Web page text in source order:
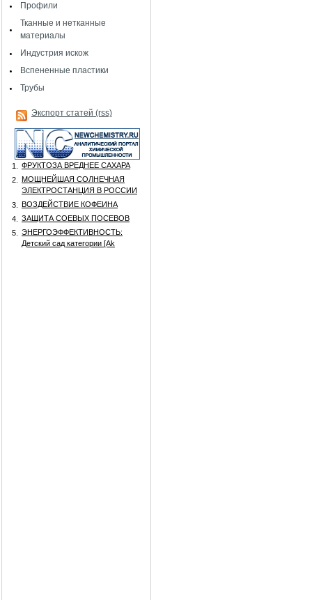
Профили
Тканные и нетканные
материалы
Индустрия искож
Вспененные пластики
Трубы
Экспорт статей (rss)
1.
ФРУКТОЗА ВРЕДНЕЕ САХАРА
2.
МОЩНЕЙШАЯ СОЛНЕЧНАЯ
ЭЛЕКТРОСТАНЦИЯ В РОССИИ
3.
ВОЗДЕЙСТВИЕ КОФЕИНА
4.
ЗАЩИТА СОЕВЫХ ПОСЕВОВ
5.
ЭНЕРГОЭФФЕКТИВНОСТЬ:
Детский сад категории [Аk